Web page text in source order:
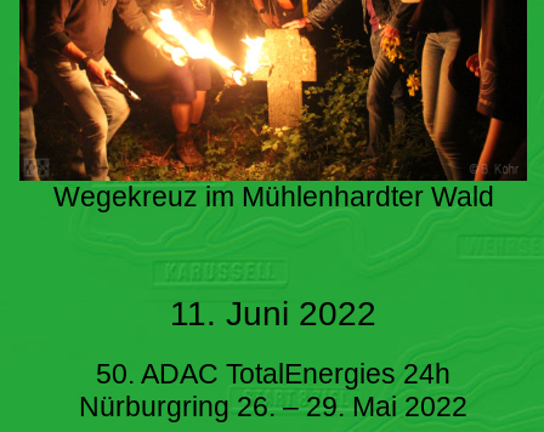
Wegekreuz im Mühlenhardter Wald
11. Juni 2022
50. ADAC TotalEnergies 24h
Nürburgring 26. – 29. Mai 2022